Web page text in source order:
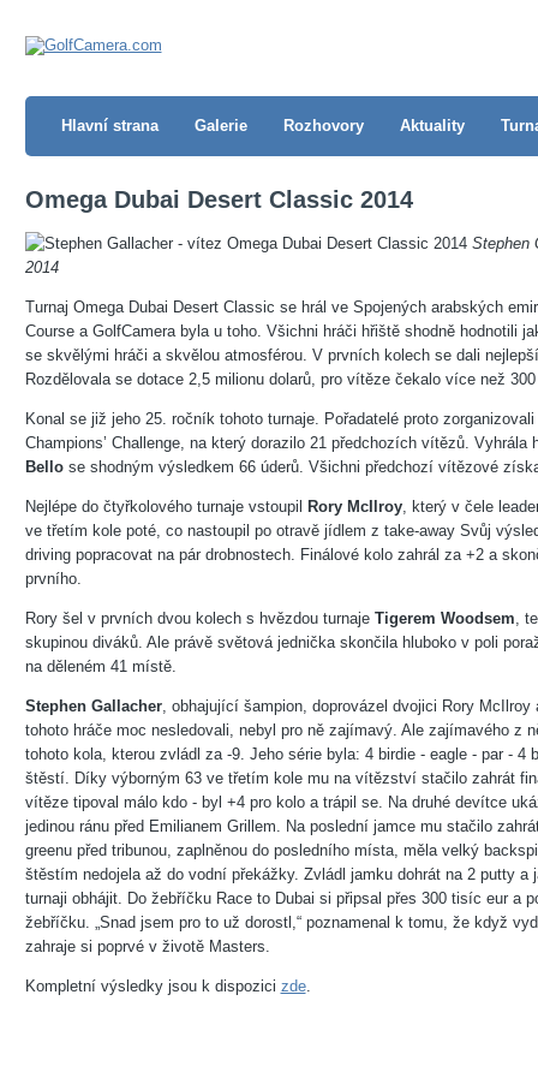
Hlavní strana Galerie Rozhovory Aktuality
Omega Dubai Desert Classic 2014
Stephen
2014
Turnaj Omega Dubai Desert Classic se hrál ve Spojených arabských
Course a GolfCamera byla u toho. Všichni hráči hřiště shodně hodnotili
se skvělými hráči a skvělou atmosférou. V prvních kolech se dali
Rozdělovala se dotace 2,5 milionu dolarů, pro vítěze čekalo více než
Konal se již jeho 25. ročník tohoto turnaje. Pořadatelé proto
Champions’ Challenge, na který dorazilo 21 předchozích vítězů. Vyhrála
Bellose shodným výsledkem 66 úderů. Všichni předchozí vítězové
Nejlépe do čtyřkolového turnaje vstoupil Rory McIlroy, který v čele
ve třetím kole poté, co nastoupil po otravě jídlem z take-away Svůj
driving popracovat na pár drobnostech. Finálové kolo zahrál za +2 a
prvního.
Rory šel v prvních dvou kolech s hvězdou turnaje Tigerem Woodsem,
skupinou diváků. Ale právě světová jednička skončila hluboko v poli
na děleném 41 místě.
Stephen Gallacher, obhajující šampion, doprovázel dvojici Rory
tohoto hráče moc nesledovali, nebyl pro ně zajímavý. Ale zajímavého z
tohoto kola, kterou zvládl za -9. Jeho série byla: 4 birdie - eagle - par - 4
štěstí. Díky výborným 63 ve třetím kole mu na vítězství stačilo zahrát
vítěze tipoval málo kdo - byl +4 pro kolo a trápil se. Na druhé devítce
jedinou ránu před Emilianem Grillem. Na poslední jamce mu stačilo
greenu před tribunou, zaplněnou do posledního místa, měla velký
štěstím nedojela až do vodní překážky. Zvládl jamku dohrát na 2 putty
turnaji obhájit. Do žebříčku Race to Dubai si připsal přes 300 tisíc eur a
žebříčku. „Snad jsem pro to už dorostl,“ poznamenal k tomu, že když
zahraje si poprvé v životě Masters.
Kompletní výsledky jsou k dispozici zde.